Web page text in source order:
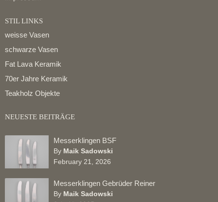
STIL LINKS
weisse Vasen
schwarze Vasen
Fat Lava Keramik
70er Jahre Keramik
Teakholz Objekte
NEUESTE BEITRÄGE
Messerklingen BSF
By Maik Sadowski
February 21, 2026
Messerklingen Gebrüder Reiner
By Maik Sadowski